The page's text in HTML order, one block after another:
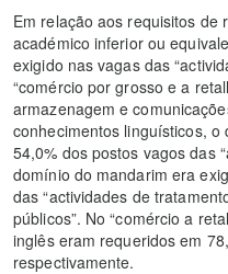
Em relação aos requisitos de
académico inferior ou
exigido nas vagas das
“comércio por grosso e a
armazenagem e
conhecimentos linguísticos,
54,0% dos postos vagos das
domínio do mandarim era
das “actividades de
públicos”. No “comércio a
inglês eram requeridos em
respectivamente.